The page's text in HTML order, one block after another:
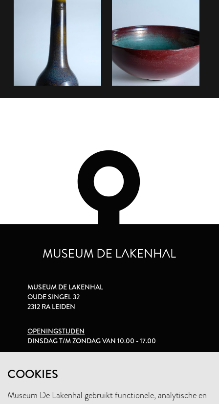
COOKIES
Museum De Lakenhal gebruikt functionele, analytische en
MUSEUM DE LAKENHAL
OUDE SINGEL 32
2312 RA LEIDEN
OPENINGSTIJDEN
DINSDAG T/M ZONDAG VAN 10.00 - 17.00
+31 (0)71 5165360